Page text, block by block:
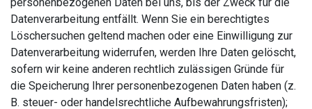
Datenverarbeitung entfällt. Wenn Sie ein berechtigtes
Löschersuchen geltend machen oder eine Einwilligung zur
Datenverarbeitung widerrufen, werden Ihre Daten gelöscht,
sofern wir keine anderen rechtlich zulässigen Gründe für
die Speicherung Ihrer personenbezogenen Daten haben (z.
B. steuer- oder handelsrechtliche Aufbewahrungsfristen);